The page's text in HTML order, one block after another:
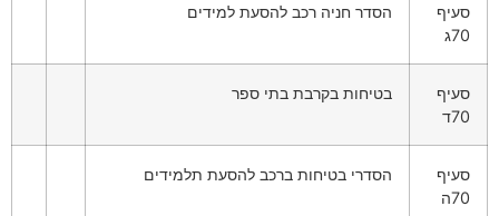
סעיף
70ג
הסדר חניה רכב להסעת למידים
סעיף
70ד
בטיחות בקרבת בתי ספר
סעיף
70ה
הסדרי בטיחות ברכב להסעת תלמידים